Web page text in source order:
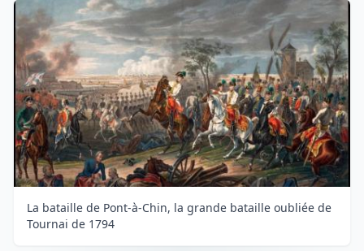
La bataille de Pont-à-Chin, la grande bataille oubliée de
Tournai de 1794